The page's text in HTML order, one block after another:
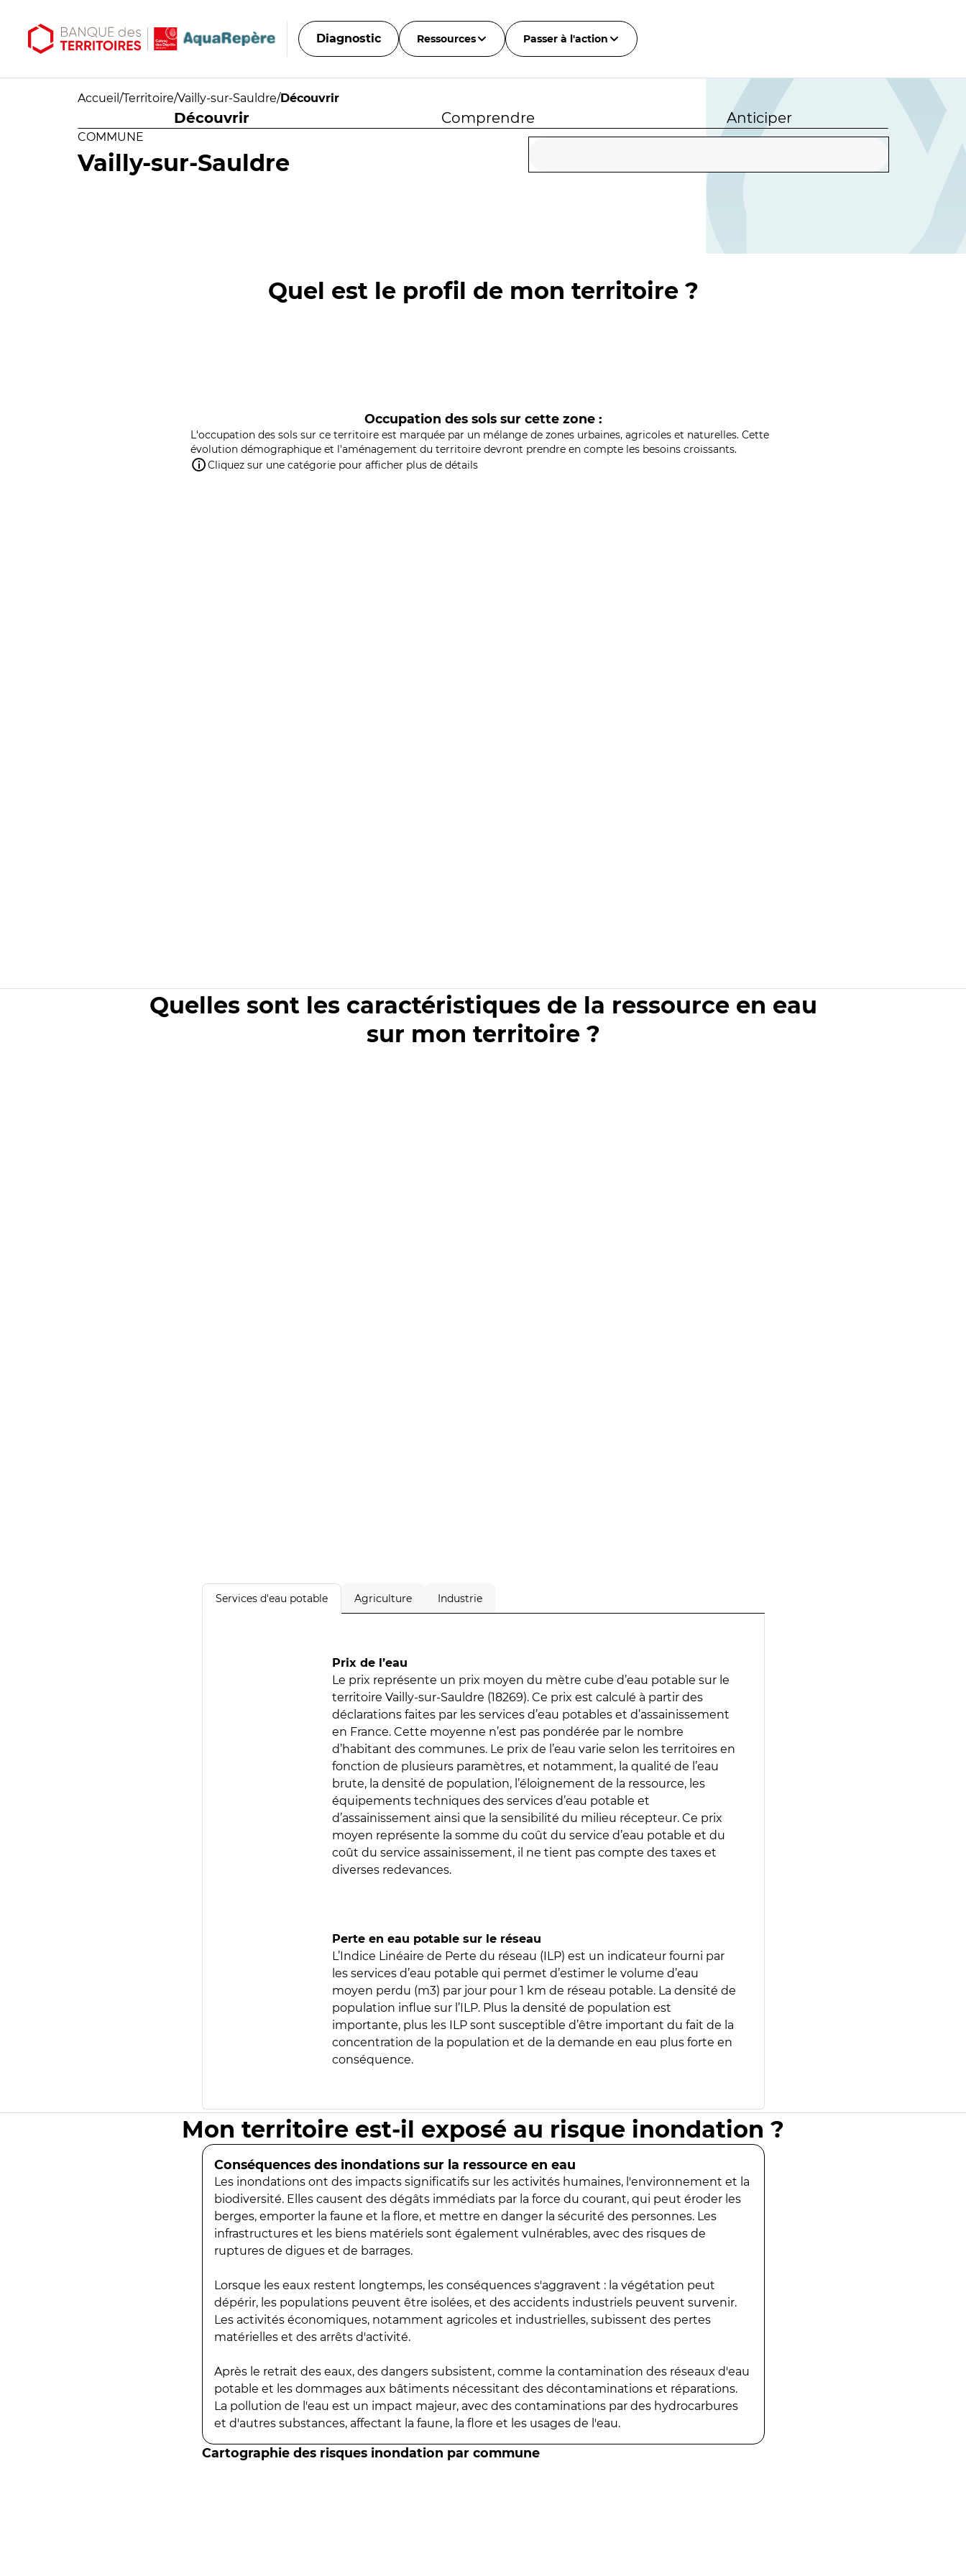
Diagnostic Ressources Passer à l'action
Accueil /Territoire/Vailly-sur-Sauldre/Découvrir
Découvrir Comprendre Anticiper
COMMUNE
Vailly-sur-Sauldre
Quel est le profil de mon territoire ?
Occupation des sols sur cette zone :
L'occupation des sols sur ce territoire est marquée par un mélange de zones urbaines, agricoles et naturelles. Cette
évolution démographique et l'aménagement du territoire devront prendre en compte les besoins croissants.
Cliquez sur une catégorie pour afficher plus de détails
Quelles sont les caractéristiques de la ressource en eau
sur mon territoire ?
Services d'eau potable Agriculture Industrie
Prix de l’eau
Le prix représente un prix moyen du mètre cube d’eau potable sur le
territoire Vailly-sur-Sauldre (18269). Ce prix est calculé à partir des
déclarations faites par les services d’eau potables et d’assainissement
en France. Cette moyenne n’est pas pondérée par le nombre
d’habitant des communes. Le prix de l’eau varie selon les territoires en
fonction de plusieurs paramètres, et notamment, la qualité de l’eau
brute, la densité de population, l’éloignement de la ressource, les
équipements techniques des services d’eau potable et
d’assainissement ainsi que la sensibilité du milieu récepteur. Ce prix
moyen représente la somme du coût du service d’eau potable et du
coût du service assainissement, il ne tient pas compte des taxes et
diverses redevances.
Perte en eau potable sur le réseau
L’Indice Linéaire de Perte du réseau (ILP) est un indicateur fourni par
les services d’eau potable qui permet d’estimer le volume d’eau
moyen perdu (m3) par jour pour 1 km de réseau potable. La densité de
population influe sur l’ILP. Plus la densité de population est
importante, plus les ILP sont susceptible d’être important du fait de la
concentration de la population et de la demande en eau plus forte en
conséquence.
Mon territoire est-il exposé au risque inondation ?
Conséquences des inondations sur la ressource en eau
Les inondations ont des impacts significatifs sur les activités humaines, l'environnement et la
biodiversité. Elles causent des dégâts immédiats par la force du courant, qui peut éroder les
berges, emporter la faune et la flore, et mettre en danger la sécurité des personnes. Les
infrastructures et les biens matériels sont également vulnérables, avec des risques de
ruptures de digues et de barrages.
Lorsque les eaux restent longtemps, les conséquences s'aggravent : la végétation peut
dépérir, les populations peuvent être isolées, et des accidents industriels peuvent survenir.
Les activités économiques, notamment agricoles et industrielles, subissent des pertes
matérielles et des arrêts d'activité.
Après le retrait des eaux, des dangers subsistent, comme la contamination des réseaux d'eau
potable et les dommages aux bâtiments nécessitant des décontaminations et réparations.
La pollution de l'eau est un impact majeur, avec des contaminations par des hydrocarbures
et d'autres substances, affectant la faune, la flore et les usages de l'eau.
Cartographie des risques inondation par commune